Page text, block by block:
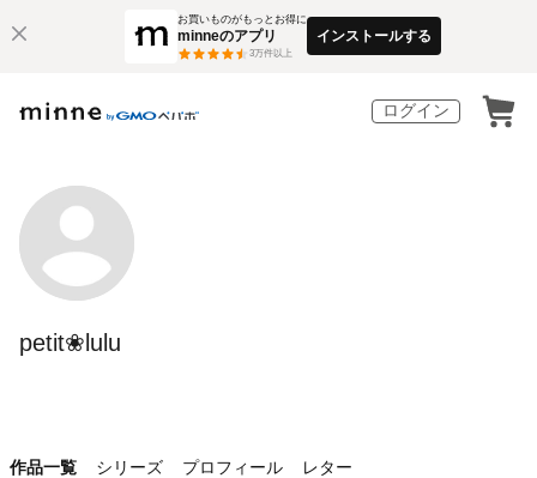
お買いものがもっとお得に
minneのアプリ
3万件以上
インストールする
ログイン
petit❀lulu
作品一覧 シリーズ プロフィール レター